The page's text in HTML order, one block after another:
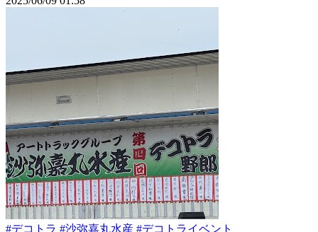
#デコトラ #沙弥嘉丸水産 #デコトライベント